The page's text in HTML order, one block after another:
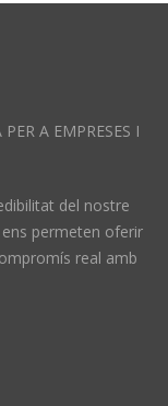
A EMPRESES I
del nostre
permeten oferir
real amb